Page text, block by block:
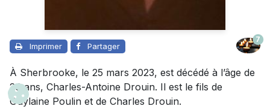
Imprimer Partager
7
À Sherbrooke, le 25 mars 2023, est décédé à l’âge de
26 ans, Charles-Antoine Drouin. Il est le fils de
Guylaine Poulin et de Charles Drouin.